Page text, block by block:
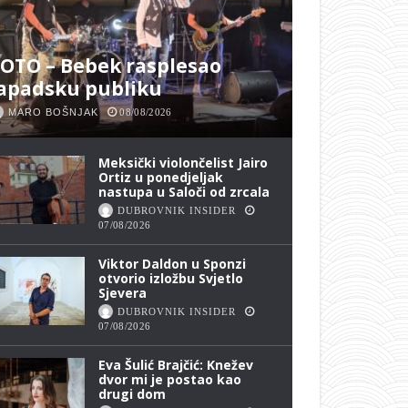
– Bebek rasplesao
publiku
MARO BOŠNJAK 08/08/2026
Meksički violončelist Jairo
Ortiz u ponedjeljak
nastupa u Saloči od zrcala
DUBROVNIK INSIDER
07/08/2026
Viktor Daldon u Sponzi
otvorio izložbu Svjetlo
Sjevera
DUBROVNIK INSIDER
07/08/2026
Eva Šulić Brajčić: Knežev
dvor mi je postao kao
drugi dom